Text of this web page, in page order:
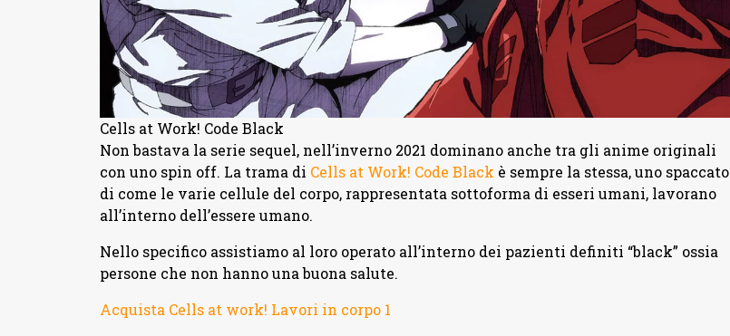
Cells at Work! Code Black
Non bastava la serie sequel, nell’inverno 2021 dominano anche tra gli anime originali
con uno spin off. La trama di Cells at Work! Code Black è sempre la stessa, uno spaccato
di come le varie cellule del corpo, rappresentata sottoforma di esseri umani, lavorano
all’interno dell’essere umano.
Nello specifico assistiamo al loro operato all’interno dei pazienti definiti “black” ossia
persone che non hanno una buona salute.
Acquista Cells at work! Lavori in corpo 1